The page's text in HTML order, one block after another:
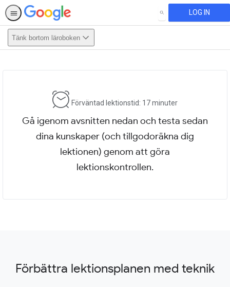
SEARCH LOG IN
Tänk bortom läroboken
Förväntad lektionstid: 17 minuter
Gå igenom avsnitten nedan och testa sedan
dina kunskaper (och tillgodoräkna dig
lektionen) genom att göra
lektionskontrollen.
Förbättra lektionsplanen med teknik